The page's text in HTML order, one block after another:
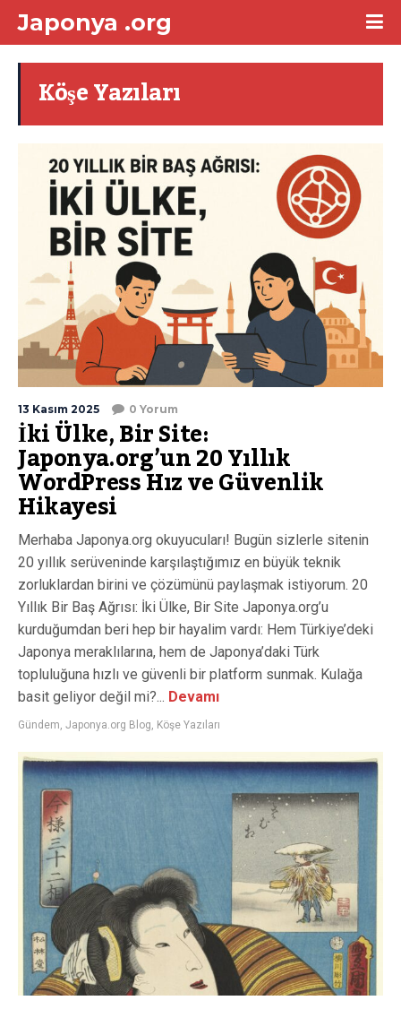
Japonya .org
Köşe Yazıları
13 Kasım 2025 0 Yorum
İki Ülke, Bir Site:
Japonya.org’un 20 Yıllık
WordPress Hız ve Güvenlik
Hikayesi
Merhaba Japonya.org okuyucuları! Bugün sizlerle sitenin
20 yıllık serüveninde karşılaştığımız en büyük teknik
zorluklardan birini ve çözümünü paylaşmak istiyorum. 20
Yıllık Bir Baş Ağrısı: İki Ülke, Bir Site Japonya.org’u
kurduğumdan beri hep bir hayalim vardı: Hem Türkiye’deki
Japonya meraklılarına, hem de Japonya’daki Türk
topluluğuna hızlı ve güvenli bir platform sunmak. Kulağa
basit geliyor değil mi?... Devamı
Gündem, Japonya.org Blog, Köşe Yazıları